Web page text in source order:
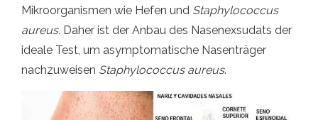
Mikroorganismen wie Hefen und Staphylococcus
aureus. Daher ist der Anbau des Nasenexsudats der
ideale Test, um asymptomatische Nasenträger
nachzuweisen Staphylococcus aureus.